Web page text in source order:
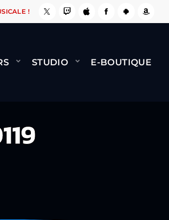
FAIT ! NAMI BERNARD
!
STUDIO E-BOUTIQUE